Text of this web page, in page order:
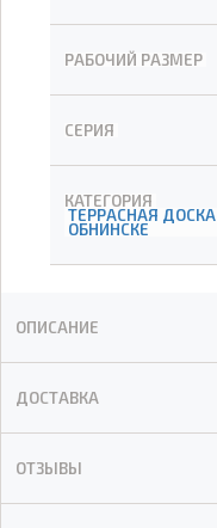
РАБОЧИЙ РАЗМЕР
СЕРИЯ
КАТЕГОРИЯ
ТЕРРАСНАЯ ДОСКА
ОБНИНСКЕ
ОПИСАНИЕ
ДОСТАВКА
ОТЗЫВЫ